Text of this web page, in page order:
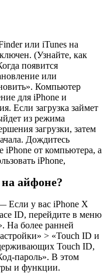
или iTunes на
(Узнайте, как
появится
или
Компьютер
для iPhone и
Если загрузка займет
из режима
загрузки, затем
Дождитесь
iPhone от компьютера, а
iPhone,
айфоне?
Если у вас iPhone X
ID, перейдите в меню
На более ранней
> «Touch ID и
Touch ID,
пароль». В этом
и функции.